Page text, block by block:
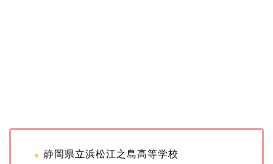
静岡県立浜松江之島高等学校